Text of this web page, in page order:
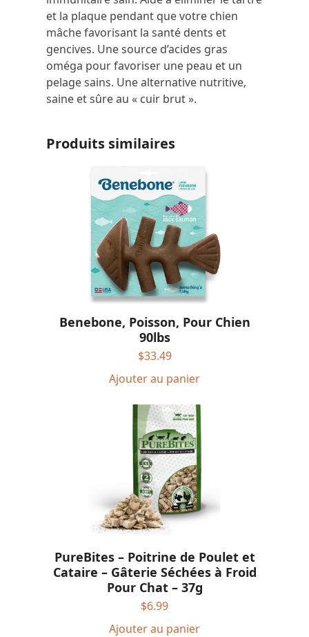
et la plaque pendant que votre chien
mâche favorisant la santé dents et
gencives. Une source d’acides gras
oméga pour favoriser une peau et un
pelage sains. Une alternative nutritive,
saine et sûre au « cuir brut ».
Produits similaires
Benebone, Poisson, Pour Chien
90lbs
$33.49
Ajouter au panier
PureBites – Poitrine de Poulet et
Cataire – Gâterie Séchées à Froid
Pour Chat – 37g
$6.99
Ajouter au panier